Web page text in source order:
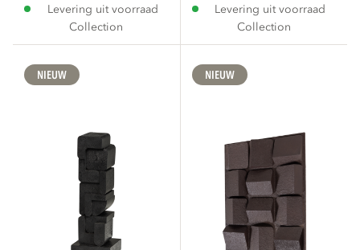
Levering uit voorraad
Collection
Levering uit voorraad
Collection
NIEUW NIEUW